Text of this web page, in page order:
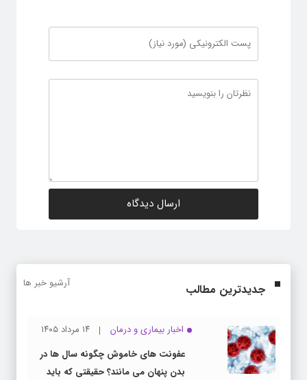
جدیدترین مطالب آرشیو خبر ها
اخبار بیماری و درمان
۱۴ مرداد ۱۴۰۵
عفونت های خاموش چگونه سال ها در
بدن پنهان می مانند؟ حقیقتی که باید